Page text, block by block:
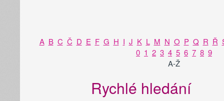
A B C Č D E F G H I J K L M N O P Q R Ř
0 1 2 3 4 5 6 7 8 9
A-Ž
Rychlé hledání